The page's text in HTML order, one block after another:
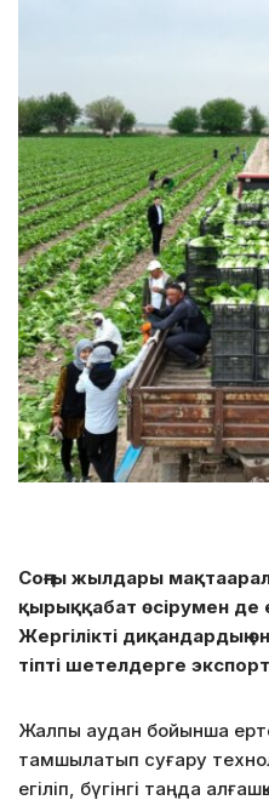
Соңғы жылдары
қырыққабат өсірумен де
Жергілікті диқандардың
тіпті шетелдерге
Жалпы аудан бойынша ерте
тамшылатып суғару
егіліп, бүгінгі таңда